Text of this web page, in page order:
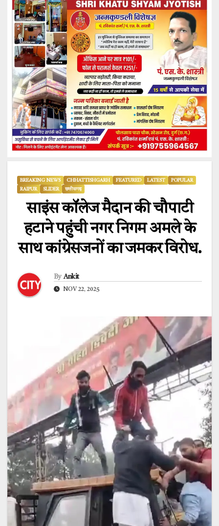
BREAKING NEWS CHHATTISHGARH FEATURED LATEST
POPULAR
RAIPUR
SLIDER छत्तीसगढ़
साइंस कॉलेज मैदान की चौपाटी
हटाने पहुंची नगर निगम अमले के
साथ कांग्रेसजनों का जमकर विरोध.
By Ankit
NOV 22, 2025